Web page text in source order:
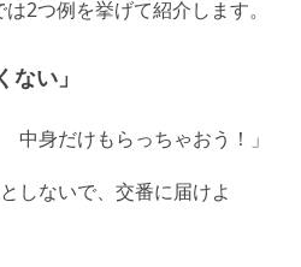
2つ例を挙げて紹介します。
い」
身だけもらっちゃおう！」
しないで、交番に届けよ